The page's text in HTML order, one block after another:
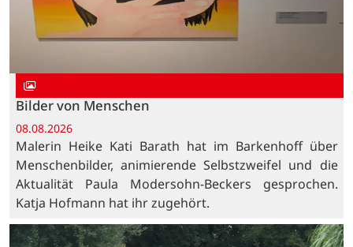
Bilder von Menschen
08.08.2026
Malerin Heike Kati Barath hat im Barkenhoff über
Menschenbilder, animierende Selbstzweifel und die
Aktualität Paula Modersohn-Beckers gesprochen.
Katja Hofmann hat ihr zugehört.